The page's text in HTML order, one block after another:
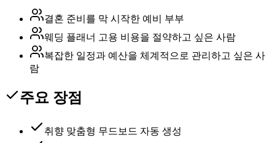
결혼 준비를 막 시작한 예비 부부
웨딩 플래너 고용 비용을 절약하고 싶은 사람
복잡한 일정과 예산을 체계적으로 관리하고 싶은 사
람
주요 장점
취향 맞춤형 무드보드 자동 생성